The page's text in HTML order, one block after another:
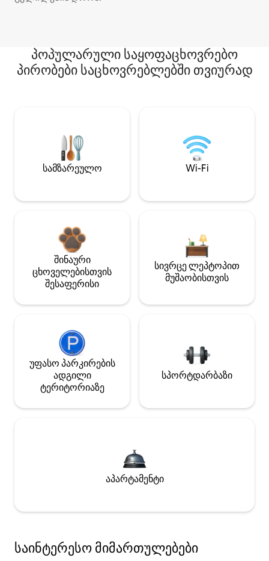
პოპულარული საყოფაცხოვრებო
პირობები საცხოვრებლებში თვიურად
სამზარეულო Wi-Fi
შინაური
ცხოველებისთვის
შესაფერისი
სივრცე ლეპტოპით
მუშაობისთვის
უფასო პარკირების
ადგილი
ტერიტორიაზე
სპორტდარბაზი
აპარტამენტი
საინტერესო მიმართულებები